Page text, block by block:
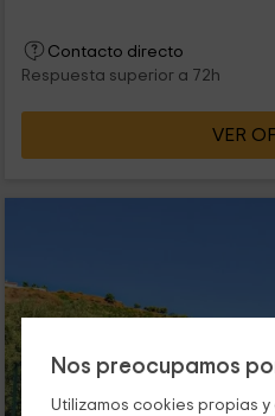
Nos preocupamos
Utilizamos cookies propias
Contacto directo
Respuesta superior a 72h
VER